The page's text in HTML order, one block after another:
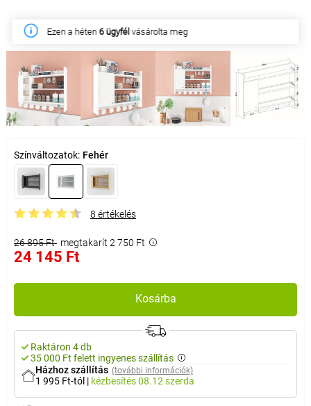
Ezen a héten 6 ügyfél vásárolta meg
Színváltozatok: Fehér
8 értékelés
26 895 Ft megtakarít 2 750 Ft
24 145 Ft
Kosárba
Raktáron 4 db
35 000 Ft felett ingyenes szállítás
Házhoz szállítás (további információk)
1 995 Ft-tól | kézbesítés08.12 szerda